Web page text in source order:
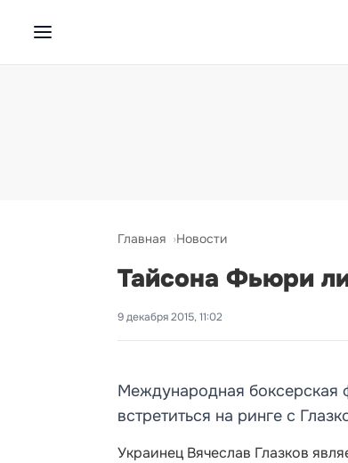
Главная Новости
Тайсона Фьюри
9 декабря 2015, 11:02
Международная боксерская
встретиться на ринге с
Украинец Вячеслав Глазков